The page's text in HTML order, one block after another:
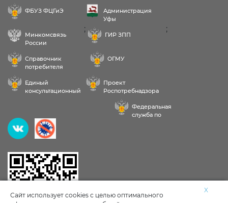
Здравствуйте! Пожалуйста,
выберите услугу:
Исследования воды, продуктов, почвы
ФБУЗ ФЦГиЭ
Администрация
Уфы
Минкомсвязь
России
;
ГИР ЗПП
;
Справочник
потребителя
ОГМУ
Единый
консультационный
Проект
Роспотребнадзора
РФ «Здоровое
питание» Федеральная
служба по
X
Сайт использует cookies с целью оптимального